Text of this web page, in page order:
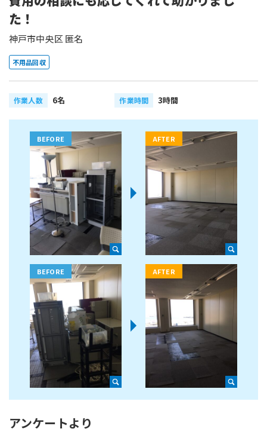
た！
神戸市中央区 匿名
不用品回収
作業人数 6名 作業時間 3時間
アンケートより